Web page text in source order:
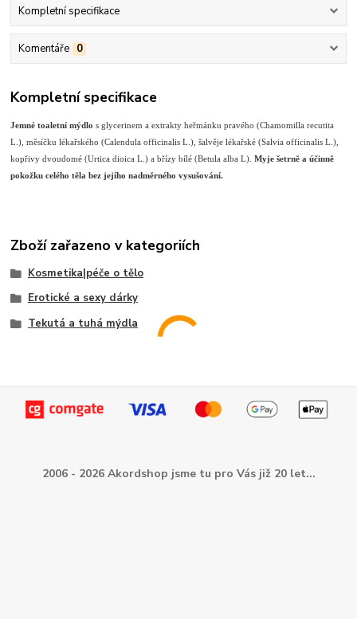
Kompletní specifikace
Komentáře 0
Kompletní specifikace
Jemné toaletní mýdlo s glycerinem a extrakty heřmánku pravého (Chamomilla recutita
L.), měsíčku lékařského (Calendula officinalis L.), šalvěje lékařské (Salvia officinalis L.),
kopřivy dvoudomé (Urtica dioica L.) a břízy bílé (Betula alba L).Myje šetrně a účinně
pokožku celého těla bez jejího nadměrného vysušování.
Zboží zařazeno v kategoriích
Kosmetika|péče o tělo
Erotické a sexy dárky
Tekutá a tuhá mýdla
2006 - 2026 Akordshop jsme tu pro Vás již 20 let...